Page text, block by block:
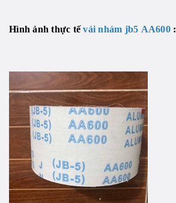
Hình ảnh thực tếvải nhám jb5 AA600: